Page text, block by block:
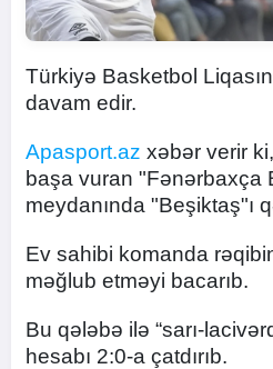
Türkiyə Basketbol
davam edir.
Apasport.az xəbər verir
başa vuran "Fənərbaxça
meydanında "Beşiktaş"ı
Ev sahibi komanda
məğlub etməyi bacarıb.
Bu qələbə ilə “sarı-
hesabı 2:0-a çatdırıb.